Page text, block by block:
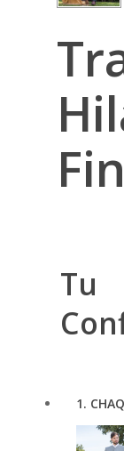
Tu
1